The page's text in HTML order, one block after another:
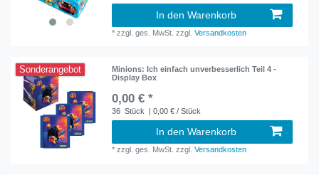
In den Warenkorb
*zzgl. ges. MwSt. zzgl.Versandkosten
Sonderangebot
Minions: Ich einfach unverbesserlich Teil 4 -
Display Box
0,00 € *
36 Stück | 0,00 € / Stück
In den Warenkorb
*zzgl. ges. MwSt. zzgl.Versandkosten